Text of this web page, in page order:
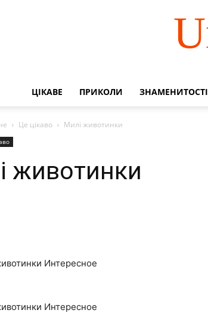
ЦІКАВЕ ПРИКОЛИ ЗНАМЕНИТОСТІ
Це цікаво Милі животинки
животинки